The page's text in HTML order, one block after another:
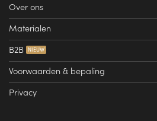
Over ons
Materialen
B2B
Voorwaarden & bepaling
Privacy